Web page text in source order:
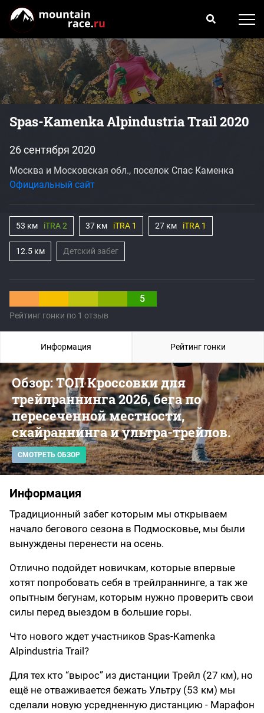
Spas-Kamenka Alpindustria Trail 2020
5
Рейтинг гонки по 1 отзыв
26 сентября 2020
Москва и Московская обл., поселок Спас Каменка
Официальный сайт
53 км iTRA 2 37 км iTRA 1 27 км iTRA 1
12.5 км Детский забег
Обзор: ТОП Кроссовки для
трейлраннинга 2026, бега по
пересеченной местности,
скайраннинга и ультра-трейлов.
СМОТРЕТЬ ОБЗОР
Информация
Традиционный забег которым мы открываем
начало бегового сезона в Подмосковье, мы были
вынуждены перенести на осень.
Отлично подойдет новичкам, которые впервые
хотят попробовать себя в трейлраннинге, а так же
опытным бегунам, которым нужно проверить свои
силы перед выездом в большие горы.
Что нового ждет участников Spas-Kamenka
Alpindustria Trail?
Для тех кто “вырос” из дистанции Трейл (27 км), но
ещё не отваживается бежать Ультру (53 км) мы
сделали новую усредненную дистанцию - Марафон
Информация Рейтинг гонки